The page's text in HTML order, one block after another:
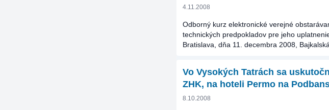
4.11.2008
Odborný kurz elektronické verejné
technických predpokladov pre jeho
Bratislava, dňa 11. decembra 2008,
Vo Vysokých Tatrách sa
ZHK, na hoteli Permo na
8.10.2008